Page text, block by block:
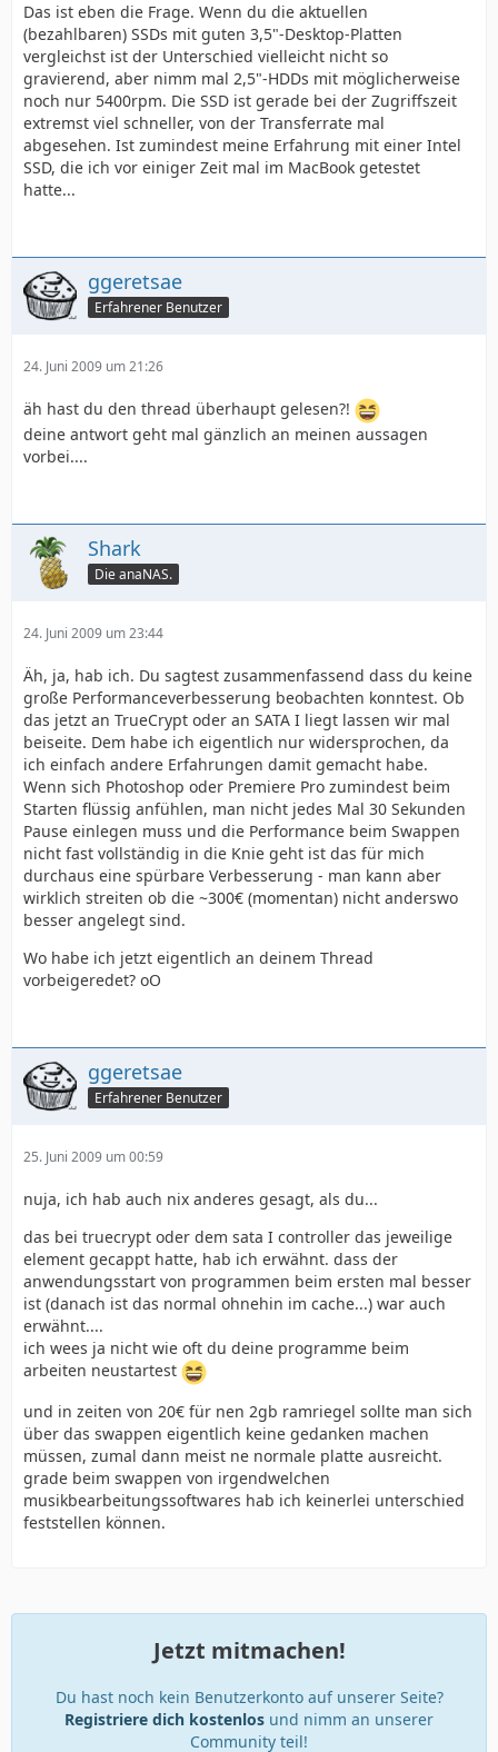
Das ist eben die Frage. Wenn du die aktuellen
(bezahlbaren) SSDs mit guten 3,5"-Desktop-Platten
vergleichst ist der Unterschied vielleicht nicht so
gravierend, aber nimm mal 2,5"-HDDs mit möglicherweise
noch nur 5400rpm. Die SSD ist gerade bei der Zugriffszeit
extremst viel schneller, von der Transferrate mal
abgesehen. Ist zumindest meine Erfahrung mit einer Intel
SSD, die ich vor einiger Zeit mal im MacBook getestet
hatte...
ggeretsae
Erfahrener Benutzer
24. Juni 2009 um 21:26
äh hast du den thread überhaupt gelesen?!
deine antwort geht mal gänzlich an meinen aussagen
vorbei....
Shark
Die anaNAS.
24. Juni 2009 um 23:44
Äh, ja, hab ich. Du sagtest zusammenfassend dass du keine
große Performanceverbesserung beobachten konntest. Ob
das jetzt an TrueCrypt oder an SATA I liegt lassen wir mal
beiseite. Dem habe ich eigentlich nur widersprochen, da
ich einfach andere Erfahrungen damit gemacht habe.
Wenn sich Photoshop oder Premiere Pro zumindest beim
Starten flüssig anfühlen, man nicht jedes Mal 30 Sekunden
Pause einlegen muss und die Performance beim Swappen
nicht fast vollständig in die Knie geht ist das für mich
durchaus eine spürbare Verbesserung - man kann aber
wirklich streiten ob die ~300€ (momentan) nicht anderswo
besser angelegt sind.
Wo habe ich jetzt eigentlich an deinem Thread
vorbeigeredet? oO
ggeretsae
Erfahrener Benutzer
25. Juni 2009 um 00:59
nuja, ich hab auch nix anderes gesagt, als du...
das bei truecrypt oder dem sata I controller das jeweilige
element gecappt hatte, hab ich erwähnt. dass der
anwendungsstart von programmen beim ersten mal besser
ist (danach ist das normal ohnehin im cache...) war auch
erwähnt....
ich wees ja nicht wie oft du deine programme beim
arbeiten neustartest
und in zeiten von 20€ für nen 2gb ramriegel sollte man sich
über das swappen eigentlich keine gedanken machen
müssen, zumal dann meist ne normale platte ausreicht.
grade beim swappen von irgendwelchen
musikbearbeitungssoftwares hab ich keinerlei unterschied
feststellen können.
Jetzt mitmachen!
Du hast noch kein Benutzerkonto auf unserer Seite?
Registriere dich kostenlos und nimm an unserer
Community teil!